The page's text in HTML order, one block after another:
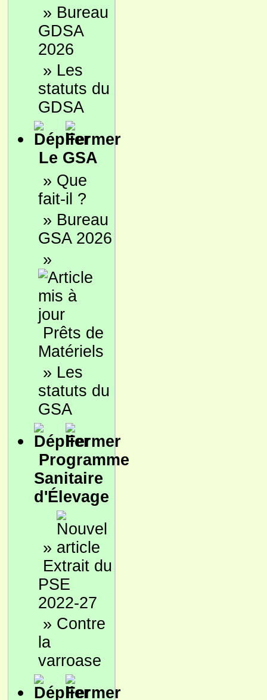
» Bureau
GDSA
2026
» Les
statuts du
GDSA
Le GSA
» Que
fait-il ?
» Bureau
GSA 2026
»
Prêts de
Matériels
» Les
statuts du
GSA
Programme
Sanitaire
d'Élevage
»
Extrait du
PSE
2022-27
» Contre
la
varroase